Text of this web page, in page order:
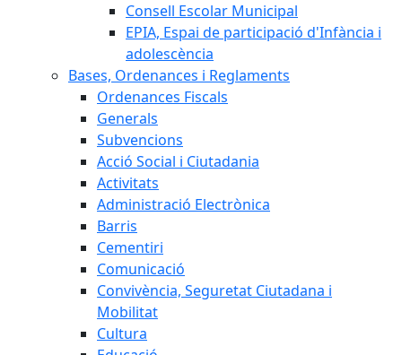
Consell Escolar Municipal
EPIA, Espai de participació d'Infància i
adolescència
Bases, Ordenances i Reglaments
Ordenances Fiscals
Generals
Subvencions
Acció Social i Ciutadania
Activitats
Administració Electrònica
Barris
Cementiri
Comunicació
Convivència, Seguretat Ciutadana i
Mobilitat
Cultura